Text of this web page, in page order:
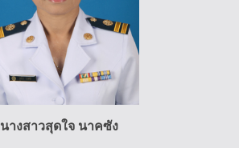
นางสาวสุดใจ นาคซัง